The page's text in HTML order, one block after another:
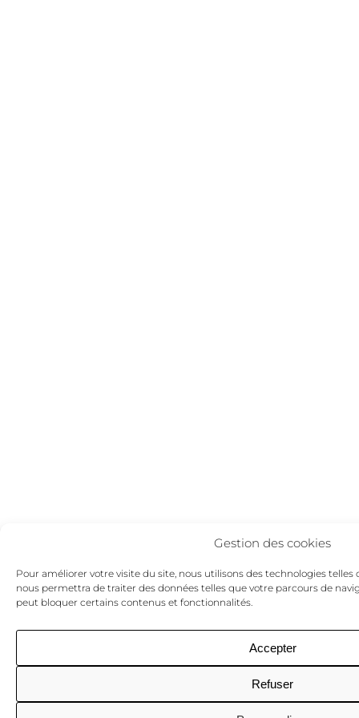
Gestion des cookies
Pour améliorer votre visite du site, nous utilisons des technologies telles
nous permettra de traiter des données telles que votre parcours de
peut bloquer certains contenus et fonctionnalités.
Accepter
Refuser